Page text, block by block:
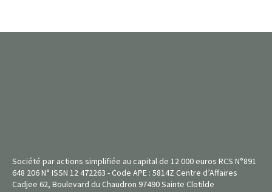
Société par actions simplifiée au capital de 12 000 euros RCS N°891
648 206 N° ISSN 12 472263 - Code APE : 5814Z Centre d’Affaires
Cadjee 62, Boulevard du Chaudron 97490 Sainte Clotilde